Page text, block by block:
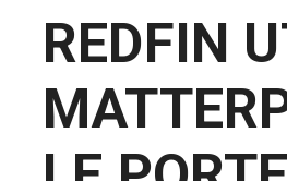
REDFIN